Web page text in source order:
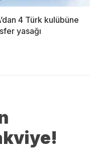
4 Türk kulübüne
yasağı